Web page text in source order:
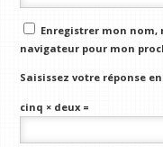
Enregistrer mon
navigateur pour mon
Saisissez votre réponse
cinq × deux =